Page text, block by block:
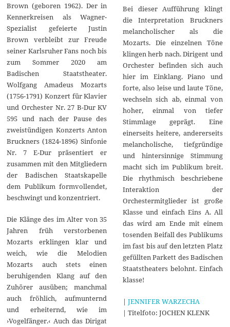
Brown (geboren 1962). Der in
Kennerkreisen als Wagner-
Spezialist gefeierte Justin
Brown verbleibt zur Freude
seiner Karlsruher Fans noch bis
zum Sommer 2020 am
Badischen Staatstheater.
Wolfgang Amadeus Mozarts
(1756-1791) Konzert für Klavier
und Orchester Nr. 27 B-Dur KV
595 und nach der Pause des
zweistündigen Konzerts Anton
Bruckners (1824-1896) Sinfonie
Nr. 7 E-Dur präsentiert er
zusammen mit den Mitgliedern
der Badischen Staatskapelle
dem Publikum formvollendet,
beschwingt und konzentriert.
Die Klänge des im Alter von 35
Jahren früh verstorbenen
Mozarts erklingen klar und
weich, wie die Melodien
Mozarts auch stets einen
beruhigenden Klang auf den
Zuhörer ausüben; manchmal
auch fröhlich, aufmunternd
und erheiternd, wie im
›Vogelfänger.‹ Auch das Dirigat
Bei dieser Aufführung klingt
die Interpretation Bruckners
melancholischer als die
Mozarts. Die einzelnen Töne
klingen herb nach. Dirigent und
Orchester befinden sich auch
hier im Einklang. Piano und
forte, also leise und laute Töne,
wechseln sich ab, einmal von
hoher, einmal von tiefer
Stimmlage geprägt. Eine
einerseits heitere, andererseits
melancholische, tiefgründige
und hintersinnige Stimmung
macht sich im Publikum breit.
Die rhythmisch beschriebene
Interaktion der
Orchestermitglieder ist große
Klasse und einfach Eins A. All
das wird am Ende mit einem
tosenden Beifall des Publikums
im fast bis auf den letzten Platz
gefüllten Parkett des Badischen
Staatstheaters belohnt. Einfach
klasse!
| JENNIFER WARZECHA
| Titelfoto: JOCHEN KLENK